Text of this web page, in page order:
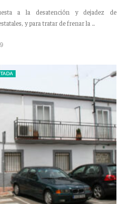
a la desatención y dejadez de
y para tratar de frenar la ...